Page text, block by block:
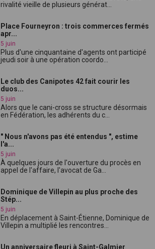
rivalité vieille de plusieurs générat...
Place Fourneyron : trois commerces fermés
apr...
5 juin
Plus d'une cinquantaine d'agents ont participé
jeudi soir à une opération coordo...
Le club des Canipotes 42 fait courir les
duos...
5 juin
Alors que le cani-cross se structure désormais
en Fédération, les adhérents du c...
" Nous n'avons pas été entendus ", estime
l'a...
5 juin
À quelques jours de l'ouverture du procès en
appel de l'affaire, l'avocat de Ga...
Dominique de Villepin au plus proche des
Stép...
5 juin
En déplacement à Saint-Étienne, Dominique de
Villepin a multiplié les rencontres...
Un anniversaire fleuri à Saint-Galmier